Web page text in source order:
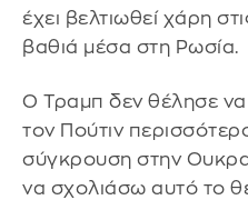
έχει βελτιωθεί χάρη
βαθιά μέσα στη Ρωσία.
Ο Τραμπ δεν θέλησε να
τον Πούτιν
σύγκρουση στην
να σχολιάσω αυτό το